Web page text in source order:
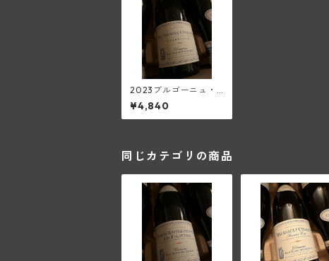
2023ブルゴーニュ・
コート・ドール・ブラ
ン(ジャン・マリー・
ブズロー)
¥4,840
同じカテゴリの商品